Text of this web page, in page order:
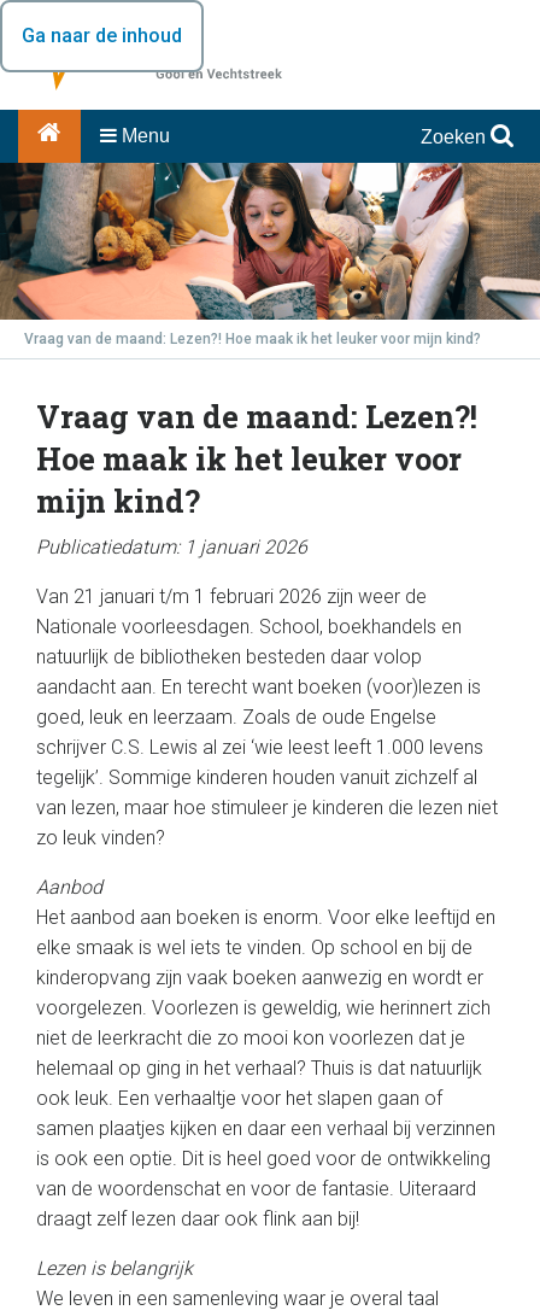
Ga naar de inhoud
Menu Zoeken
Vraag van de maand: Lezen?! Hoe maak ik het leuker voor mijn kind?
Vraag van de maand: Lezen?!
Hoe maak ik het leuker voor
mijn kind?
Publicatiedatum: 1 januari 2026
Van 21 januari t/m 1 februari 2026 zijn weer de
Nationale voorleesdagen. School, boekhandels en
natuurlijk de bibliotheken besteden daar volop
aandacht aan. En terecht want boeken (voor)lezen is
goed, leuk en leerzaam. Zoals de oude Engelse
schrijver C.S. Lewis al zei ‘wie leest leeft 1.000 levens
tegelijk’. Sommige kinderen houden vanuit zichzelf al
van lezen, maar hoe stimuleer je kinderen die lezen niet
zo leuk vinden?
Aanbod
Het aanbod aan boeken is enorm. Voor elke leeftijd en
elke smaak is wel iets te vinden. Op school en bij de
kinderopvang zijn vaak boeken aanwezig en wordt er
voorgelezen. Voorlezen is geweldig, wie herinnert zich
niet de leerkracht die zo mooi kon voorlezen dat je
helemaal op ging in het verhaal? Thuis is dat natuurlijk
ook leuk. Een verhaaltje voor het slapen gaan of
samen plaatjes kijken en daar een verhaal bij verzinnen
is ook een optie. Dit is heel goed voor de ontwikkeling
van de woordenschat en voor de fantasie. Uiteraard
draagt zelf lezen daar ook flink aan bij!
Lezen is belangrijk
We leven in een samenleving waar je overal taal